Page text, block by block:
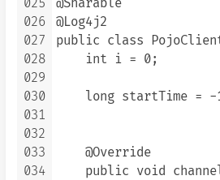
025
026
027
028
029
030
031
032
033
034
@Sharable
@Log4j2
public class
    int i = 0;
long startTime = -
    @Override
public void